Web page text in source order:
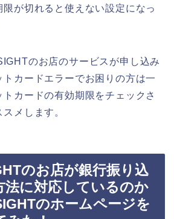
限が切れると使えない設定になっ
のお店のサービスが申し込み
カードエラーでお困りの方は一
カードの有効期限をチェックさ
メします。
のお店が銀行振り込
法に対応しているのか
のホームページを